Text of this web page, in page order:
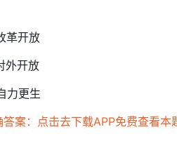
革开放
外开放
力更生
答案：点击去下载APP免费查看